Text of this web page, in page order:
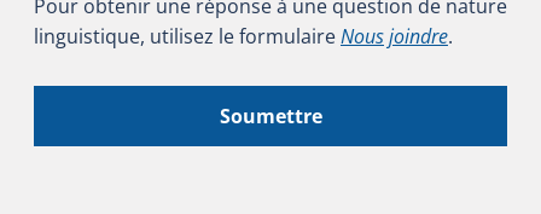
Pour obtenir une réponse à une question de nature
linguistique, utilisez le formulaireNous joindre.
Soumettre